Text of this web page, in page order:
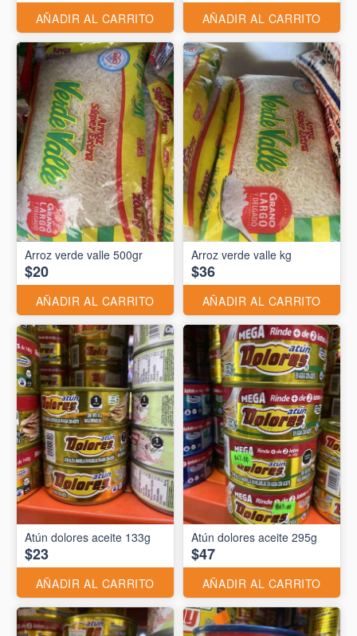
AÑADIR AL CARRITO AÑADIR AL CARRITO
Arroz verde valle 500gr
$20
AÑADIR AL CARRITO
Arroz verde valle kg
$36
AÑADIR AL CARRITO
Atún dolores aceite 133g
$23
AÑADIR AL CARRITO
Atún dolores aceite 295g
$47
AÑADIR AL CARRITO